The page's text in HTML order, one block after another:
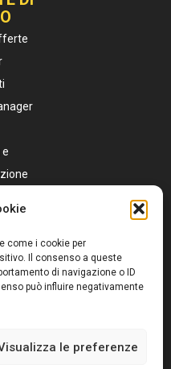
come i cookie per
Il consenso a queste
di navigazione o ID
può influire negativamente
le preferenze